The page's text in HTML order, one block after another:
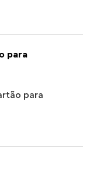
para